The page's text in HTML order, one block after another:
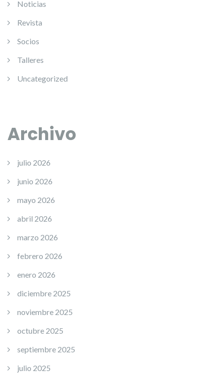
Noticias
Revista
Socios
Talleres
Uncategorized
Archivo
julio 2026
junio 2026
mayo 2026
abril 2026
marzo 2026
febrero 2026
enero 2026
diciembre 2025
noviembre 2025
octubre 2025
septiembre 2025
julio 2025